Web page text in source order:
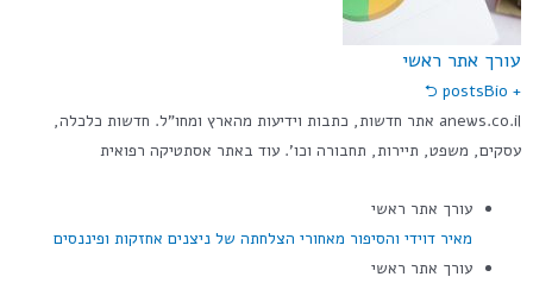
עורך אתר ראשי
+ posts
Bio ⮌
anews.co.il אתר חדשות, כתבות וידיעות מהארץ ומחו"ל. חדשות כלכלה,
עסקים, משפט, תיירות, תחבורה וכו'. עוד באתר אסתטיקה רפואית
עורך אתר ראשי
מאיר דוידי והסיפור מאחורי הצלחתה של ניצנים אחזקות ופיננסים
עורך אתר ראשי